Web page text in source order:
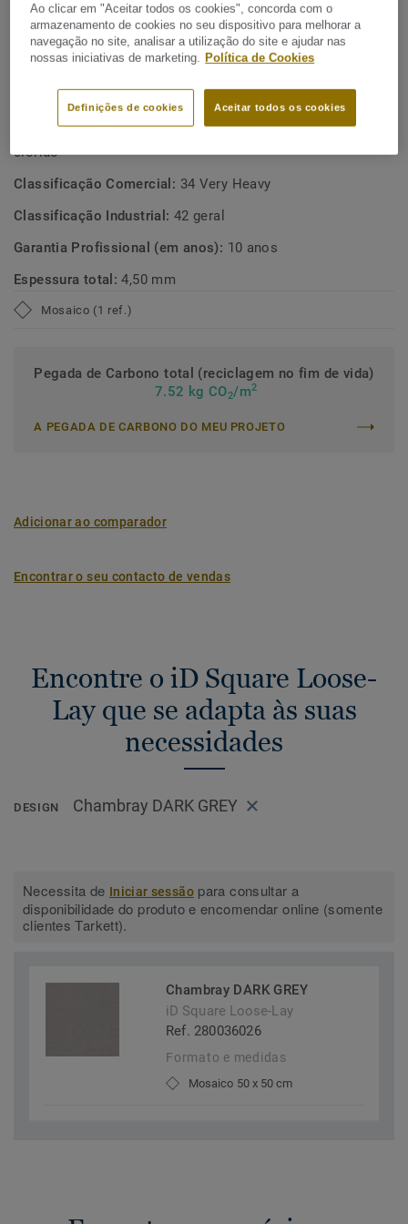
(compostos orgânicos voláteis) ultra-baixas, contribuindo
para melhores ambientes interiores.
Reciclável através do ReStart®.
Contém 20% de conteúdo reciclado
ESPECIFICAÇÕES TÉCNICAS E AMBIENTAIS
Tipo de produto:Pavimento heterogéneo polivinílico de
clorido
Classificação Comercial: 34 Very Heavy
Classificação Industrial: 42 geral
Garantia Profissional (em anos): 10 anos
Espessura total:4,50 mm
Mosaico (1 ref.)
Pegada de Carbono total (reciclagem no fim de vida)
7.52 kg CO2/m2
A PEGADA DE CARBONO DO MEU PROJETO
Adicionar ao comparador
Encontrar o seu contacto de vendas
Encontre o iD Square Loose-
Lay que se adapta às suas
necessidades
DESIGN Chambray DARK GREY
Necessita de Iniciar sessãopara consultar a
disponibilidade do produto e encomendar online (somente
clientes Tarkett).
Chambray DARK GREY
iD Square Loose-Lay
Ref. 280036026
Formato e medidas
Mosaico 50 x 50 cm
Ao clicar em "Aceitar todos os cookies", concorda com o
armazenamento de cookies no seu dispositivo para melhorar a
navegação no site, analisar a utilização do site e ajudar nas
nossas iniciativas de marketing. Política de Cookies
Aceitar todos os cookies
Definições de cookies